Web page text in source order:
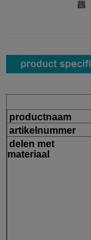
productnaam
artikelnummer
delen met
materiaal